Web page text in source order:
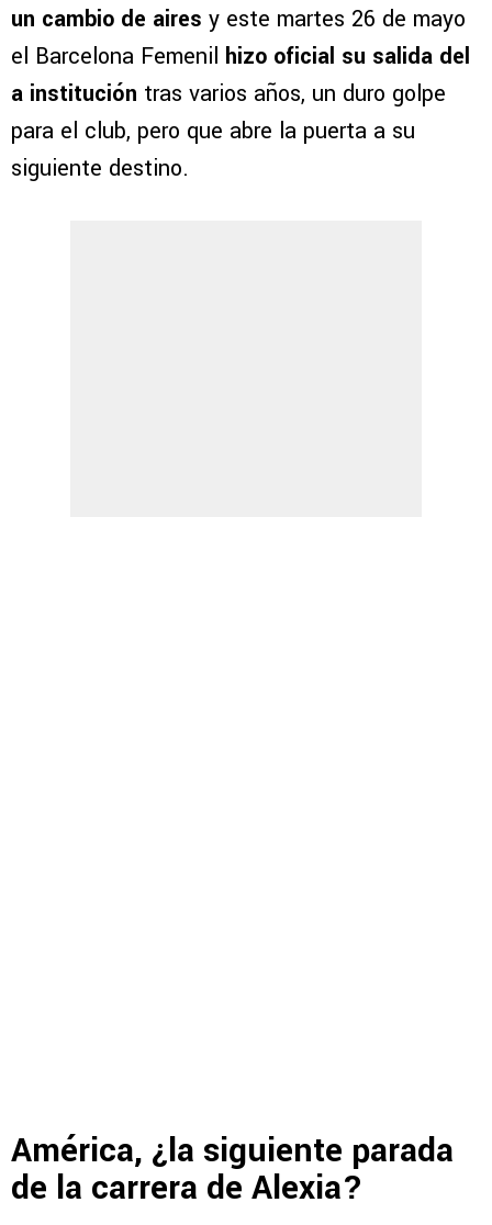
un cambio de aires y este martes 26 de mayo
el Barcelona Femenil hizo oficial su salida del
a institución tras varios años, un duro golpe
para el club, pero que abre la puerta a su
siguiente destino.
América, ¿la siguiente parada
de la carrera de Alexia?